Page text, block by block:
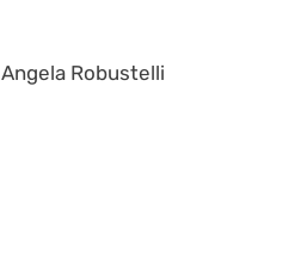
Angela Robustelli